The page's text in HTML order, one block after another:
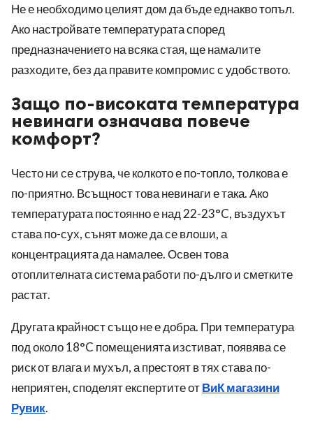
Не е необходимо целият дом да бъде еднакво топъл.
Ако настройвате температурата според
предназначението на всяка стая, ще намалите
разходите, без да правите компромис с удобството.
Защо по-високата температура
невинаги означава повече
комфорт?
Често ни се струва, че колкото е по-топло, толкова е
по-приятно. Всъщност това невинаги е така. Ако
температурата постоянно е над 22-23°C, въздухът
става по-сух, сънят може да се влоши, а
концентрацията да намалее. Освен това
отоплителната система работи по-дълго и сметките
растат.
Другата крайност също не е добра. При температура
под около 18°C помещенията изстиват, появява се
риск от влага и мухъл, а престоят в тях става по-
неприятен, споделят експертите отВиК магазини
Рувик.